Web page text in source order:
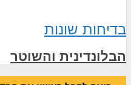
בדיחות שונות
הבלונדינית והשוטר